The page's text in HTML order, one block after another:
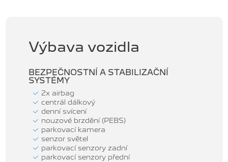
Výbava vozidla
BEZPEČNOSTNÍ A STABILIZAČNÍ
SYSTÉMY
2x airbag
centrál dálkový
denní svícení
nouzové brzdění (PEBS)
parkovací kamera
senzor světel
parkovací senzory zadní
parkovací senzory přední